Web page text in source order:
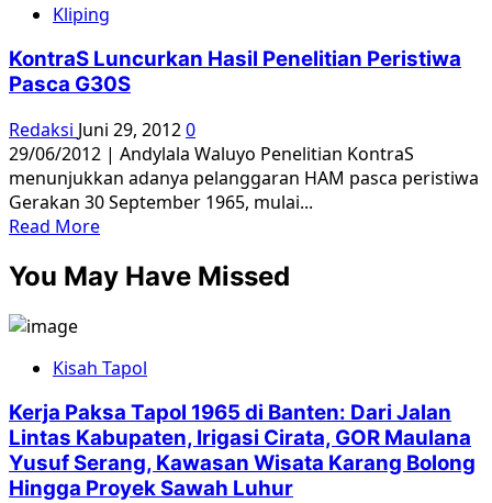
KontraS:
Dan
Komnas
Diduga
Lakukan
Maladministrasi
Kliping
KontraS Luncurkan Hasil Penelitian Peristiwa
Pasca G30S
Redaksi Juni 29, 20120
29/06/2012 | Andylala Waluyo Penelitian KontraS
menunjukkan adanya pelanggaran HAM pasca peristiwa
Gerakan 30 September 1965, mulai...
Read MoreRead
about
KontraS
Penelitian
Pasca
G30S
You May Have Missed
Kisah Tapol
Kerja Paksa Tapol 1965 di Banten: Dari Jalan
Lintas Kabupaten, Irigasi Cirata, GOR Maulana
Yusuf Serang, Kawasan Wisata Karang Bolong
Hingga Proyek Sawah Luhur